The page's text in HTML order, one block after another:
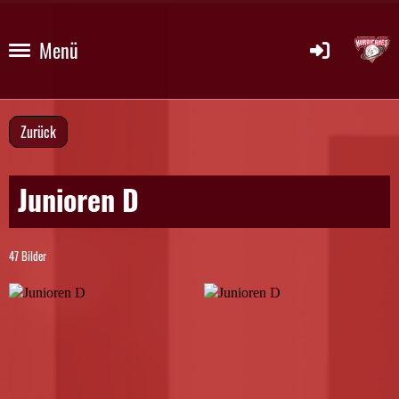
Menü
Zurück
Junioren D
47 Bilder